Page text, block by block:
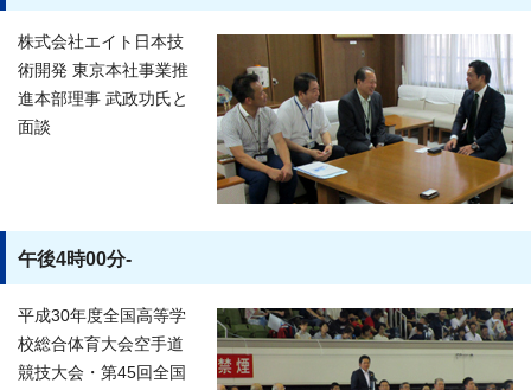
株式会社エイト日本技
術開発 東京本社事業推
進本部理事 武政功氏と
面談
午後4時00分-
平成30年度全国高等学
校総合体育大会空手道
競技大会・第45回全国